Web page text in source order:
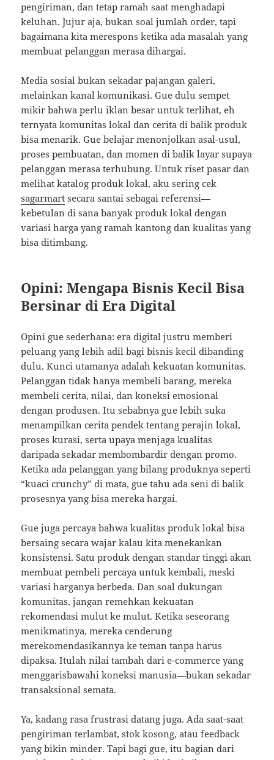
pengiriman, dan tetap ramah saat menghadapi
keluhan. Jujur aja, bukan soal jumlah order, tapi
bagaimana kita merespons ketika ada masalah yang
membuat pelanggan merasa dihargai.
Media sosial bukan sekadar pajangan galeri,
melainkan kanal komunikasi. Gue dulu sempet
mikir bahwa perlu iklan besar untuk terlihat, eh
ternyata komunitas lokal dan cerita di balik produk
bisa menarik. Gue belajar menonjolkan asal-usul,
proses pembuatan, dan momen di balik layar supaya
pelanggan merasa terhubung. Untuk riset pasar dan
melihat katalog produk lokal, aku sering cek
sagarmart secara santai sebagai referensi—
kebetulan di sana banyak produk lokal dengan
variasi harga yang ramah kantong dan kualitas yang
bisa ditimbang.
Opini: Mengapa Bisnis Kecil Bisa
Bersinar di Era Digital
Opini gue sederhana: era digital justru memberi
peluang yang lebih adil bagi bisnis kecil dibanding
dulu. Kunci utamanya adalah kekuatan komunitas.
Pelanggan tidak hanya membeli barang, mereka
membeli cerita, nilai, dan koneksi emosional
dengan produsen. Itu sebabnya gue lebih suka
menampilkan cerita pendek tentang perajin lokal,
proses kurasi, serta upaya menjaga kualitas
daripada sekadar membombardir dengan promo.
Ketika ada pelanggan yang bilang produknya seperti
“kuaci crunchy” di mata, gue tahu ada seni di balik
prosesnya yang bisa mereka hargai.
Gue juga percaya bahwa kualitas produk lokal bisa
bersaing secara wajar kalau kita menekankan
konsistensi. Satu produk dengan standar tinggi akan
membuat pembeli percaya untuk kembali, meski
variasi harganya berbeda. Dan soal dukungan
komunitas, jangan remehkan kekuatan
rekomendasi mulut ke mulut. Ketika seseorang
menikmatinya, mereka cenderung
merekomendasikannya ke teman tanpa harus
dipaksa. Itulah nilai tambah dari e-commerce yang
menggarisbawahi koneksi manusia—bukan sekadar
transaksional semata.
Ya, kadang rasa frustrasi datang juga. Ada saat-saat
pengiriman terlambat, stok kosong, atau feedback
yang bikin minder. Tapi bagi gue, itu bagian dari